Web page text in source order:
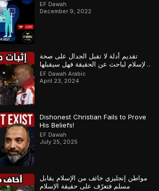
EF Dawah
December 9, 2022
تقديم أدلة لا تقبل الجدال على صحة
الإسلام لباحث عن الحقيقة فهل سيقبلها
أم سيماطل؟
EF Dawah Arabic
April 23, 2024
Dishonest Christian Fails to Prove
His Beliefs!
EF Dawah
July 25, 2025
مواطن إنجليزي خائف من الإسلام يقابل
مسلم فتعرّف على حقيقة الإسلام